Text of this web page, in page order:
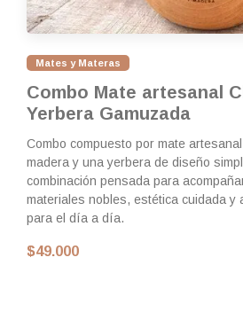
Mates y Materas
Combo Mate artesanal
Yerbera Gamuzada
Combo compuesto por mate
madera y una yerbera de diseño
combinación pensada para
materiales nobles, estética cuidada y
para el día a día.
$49.000